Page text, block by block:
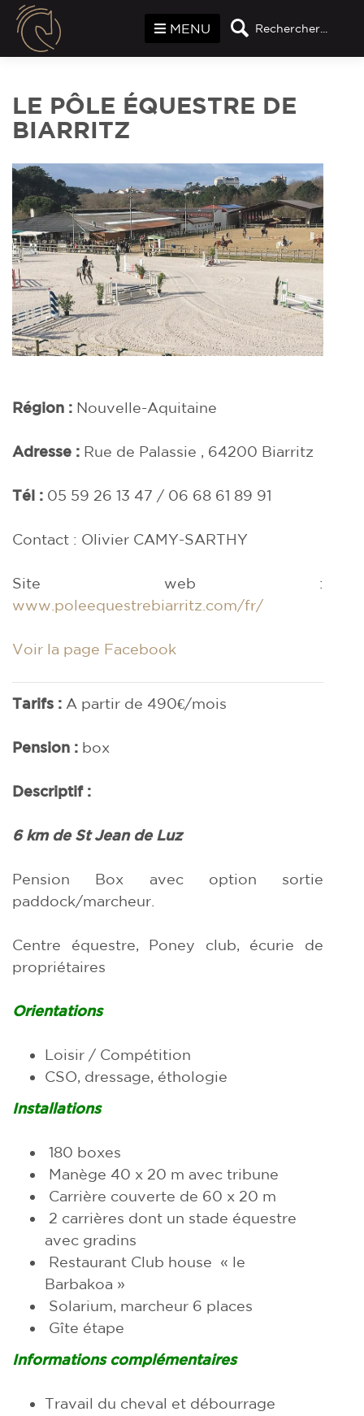
Rechercher...
MENU
LE PÔLE ÉQUESTRE DE
BIARRITZ
Région : Nouvelle-Aquitaine
Adresse : Rue de Palassie , 64200 Biarritz
Tél : 05 59 26 13 47 / 06 68 61 89 91
Contact : Olivier CAMY-SARTHY
Site web :
www.poleequestrebiarritz.com/fr/
Voir la page Facebook
Tarifs : A partir de 490€/mois
Pension : box
Descriptif :
6 km de St Jean de Luz
Pension Box avec option sortie
paddock/marcheur.
Centre équestre, Poney club, écurie de
propriétaires
Orientations
Loisir / Compétition
CSO, dressage, éthologie
Installations
180 boxes
Manège 40 x 20 m avec tribune
Carrière couverte de 60 x 20 m
2 carrières dont un stade équestre
avec gradins
Restaurant Club house « le
Barbakoa »
Solarium, marcheur 6 places
Gîte étape
Informations complémentaires
Travail du cheval et débourrage
Panneau de gestion des cookies